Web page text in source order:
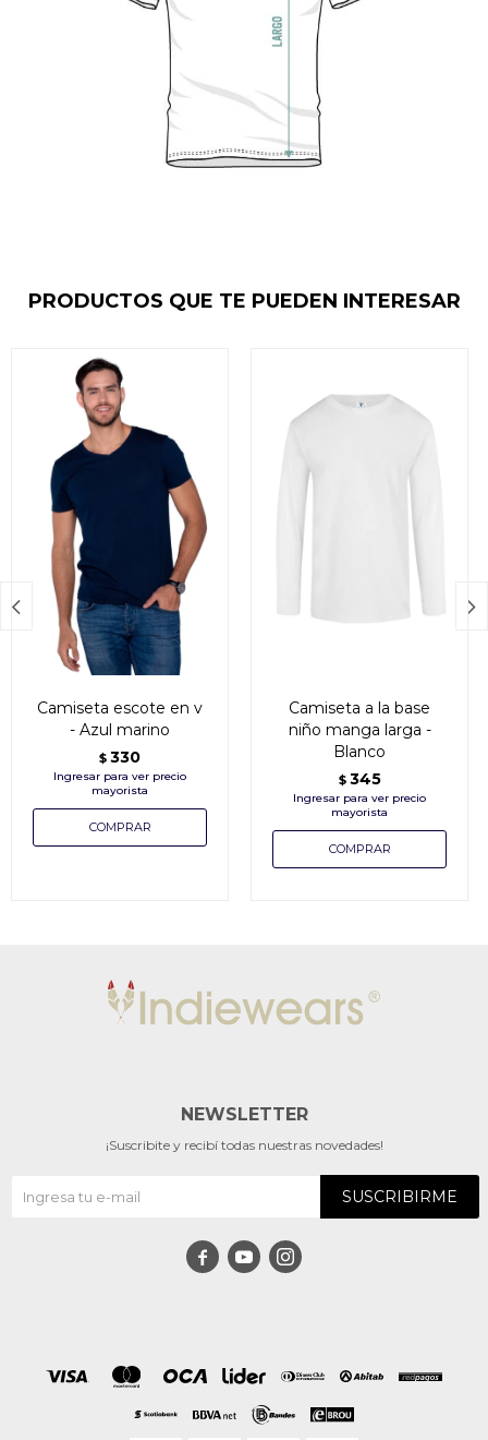
PRODUCTOS QUE TE PUEDEN INTERESAR
Camiseta escote en v
- Azul marino
$ 330
Camiseta a la base
niño manga larga -
Blanco
$ 345
 
NEWSLETTER
¡Suscribite y recibí todas nuestras novedades!
SUSCRIBIRME
  